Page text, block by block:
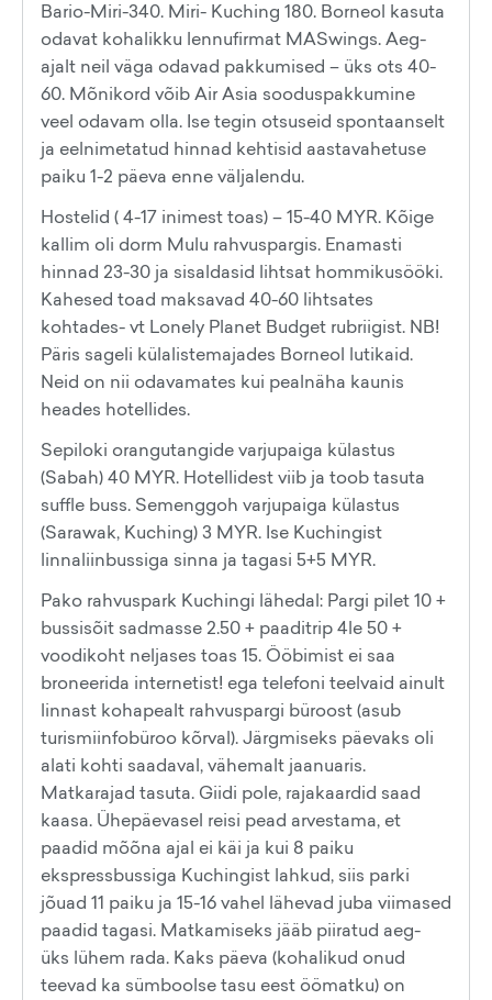
Bario-Miri-340. Miri- Kuching 180. Borneol kasuta
odavat kohalikku lennufirmat MASwings. Aeg-
ajalt neil väga odavad pakkumised – üks ots 40-
60. Mõnikord võib Air Asia sooduspakkumine
veel odavam olla. Ise tegin otsuseid spontaanselt
ja eelnimetatud hinnad kehtisid aastavahetuse
paiku 1-2 päeva enne väljalendu.
Hostelid ( 4-17 inimest toas) – 15-40 MYR. Kõige
kallim oli dorm Mulu rahvuspargis. Enamasti
hinnad 23-30 ja sisaldasid lihtsat hommikusööki.
Kahesed toad maksavad 40-60 lihtsates
kohtades- vt Lonely Planet Budget rubriigist. NB!
Päris sageli külalistemajades Borneol lutikaid.
Neid on nii odavamates kui pealnäha kaunis
heades hotellides.
Sepiloki orangutangide varjupaiga külastus
(Sabah) 40 MYR. Hotellidest viib ja toob tasuta
suffle buss. Semenggoh varjupaiga külastus
(Sarawak, Kuching) 3 MYR. Ise Kuchingist
linnaliinbussiga sinna ja tagasi 5+5 MYR.
Pako rahvuspark Kuchingi lähedal: Pargi pilet 10 +
bussisõit sadmasse 2.50 + paaditrip 4le 50 +
voodikoht neljases toas 15. Ööbimist ei saa
broneerida internetist! ega telefoni teelvaid ainult
linnast kohapealt rahvuspargi büroost (asub
turismiinfobüroo kõrval). Järgmiseks päevaks oli
alati kohti saadaval, vähemalt jaanuaris.
Matkarajad tasuta. Giidi pole, rajakaardid saad
kaasa. Ühepäevasel reisi pead arvestama, et
paadid mõõna ajal ei käi ja kui 8 paiku
ekspressbussiga Kuchingist lahkud, siis parki
jõuad 11 paiku ja 15-16 vahel lähevad juba viimased
paadid tagasi. Matkamiseks jääb piiratud aeg-
üks lühem rada. Kaks päeva (kohalikud onud
teevad ka sümboolse tasu eest öömatku) on